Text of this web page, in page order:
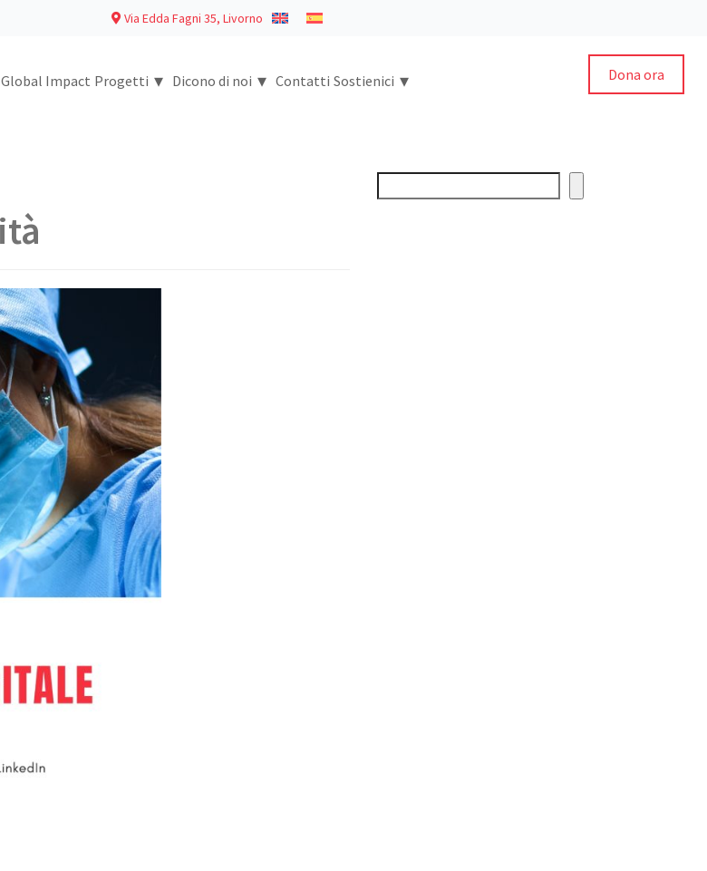
Via Edda Fagni 35, Livorno
Global Impact Progetti ▾ Dicono di noi ▾ Contatti Sostienici ▾ Dona ora